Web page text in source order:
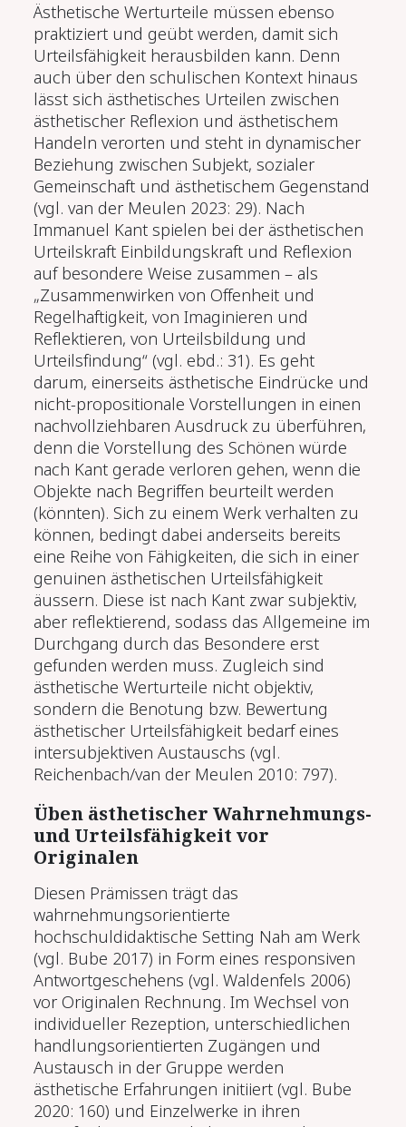
Ästhetische Werturteile müssen ebenso
praktiziert und geübt werden, damit sich
Urteilsfähigkeit herausbilden kann. Denn
auch über den schulischen Kontext hinaus
lässt sich ästhetisches Urteilen zwischen
ästhetischer Reflexion und ästhetischem
Handeln verorten und steht in dynamischer
Beziehung zwischen Subjekt, sozialer
Gemeinschaft und ästhetischem Gegenstand
(vgl. van der Meulen 2023: 29). Nach
Immanuel Kant spielen bei der ästhetischen
Urteilskraft Einbildungskraft und Reflexion
auf besondere Weise zusammen – als
„Zusammenwirken von Offenheit und
Regelhaftigkeit, von Imaginieren und
Reflektieren, von Urteilsbildung und
Urteilsfindung“ (vgl. ebd.: 31). Es geht
darum, einerseits ästhetische Eindrücke und
nicht-propositionale Vorstellungen in einen
nachvollziehbaren Ausdruck zu überführen,
denn die Vorstellung des Schönen würde
nach Kant gerade verloren gehen, wenn die
Objekte nach Begriffen beurteilt werden
(könnten). Sich zu einem Werk verhalten zu
können, bedingt dabei anderseits bereits
eine Reihe von Fähigkeiten, die sich in einer
genuinen ästhetischen Urteilsfähigkeit
äussern. Diese ist nach Kant zwar subjektiv,
aber reflektierend, sodass das Allgemeine im
Durchgang durch das Besondere erst
gefunden werden muss. Zugleich sind
ästhetische Werturteile nicht objektiv,
sondern die Benotung bzw. Bewertung
ästhetischer Urteilsfähigkeit bedarf eines
intersubjektiven Austauschs (vgl.
Reichenbach/van der Meulen 2010: 797).
Üben ästhetischer Wahrnehmungs-
und Urteilsfähigkeit vor
Originalen
Diesen Prämissen trägt das
wahrnehmungsorientierte
hochschuldidaktische Setting Nah am Werk
(vgl. Bube 2017) in Form eines responsiven
Antwortgeschehens (vgl. Waldenfels 2006)
vor Originalen Rechnung. Im Wechsel von
individueller Rezeption, unterschiedlichen
handlungsorientierten Zugängen und
Austausch in der Gruppe werden
ästhetische Erfahrungen initiiert (vgl. Bube
2020: 160) und Einzelwerke in ihren